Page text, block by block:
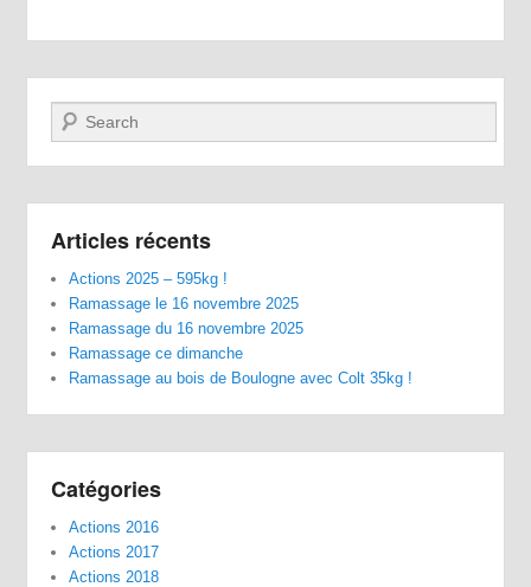
Recherche
Articles récents
Actions 2025 – 595kg !
Ramassage le 16 novembre 2025
Ramassage du 16 novembre 2025
Ramassage ce dimanche
Ramassage au bois de Boulogne avec Colt 35kg !
Catégories
Actions 2016
Actions 2017
Actions 2018